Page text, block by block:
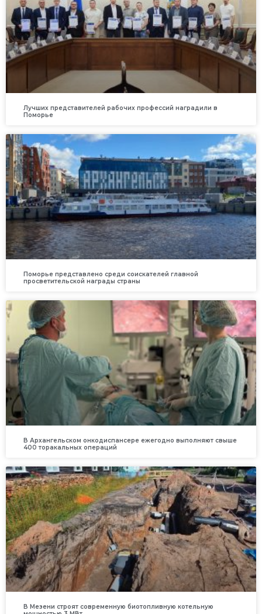
Лучших представителей рабочих профессий наградили в
Поморье
Поморье представлено среди соискателей главной
просветительской награды страны
В Архангельском онкодиспансере ежегодно выполняют свыше
400 торакальных операций
В Мезени строят современную биотопливную котельную